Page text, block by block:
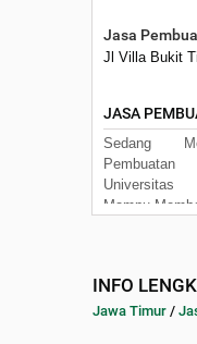
Jasa
Jl Villa Bukit
JASA
Sedang
Universitas
Mampu
INFO
Jawa Timur /